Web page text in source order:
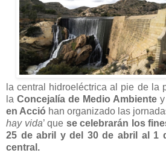
la central hidroeléctrica al pie de la
la Concejalía de Medio Ambiente y
en Acció han organizado las
hay vida’ que se celebrarán los
25 de abril y del 30 de abril al 1
central.